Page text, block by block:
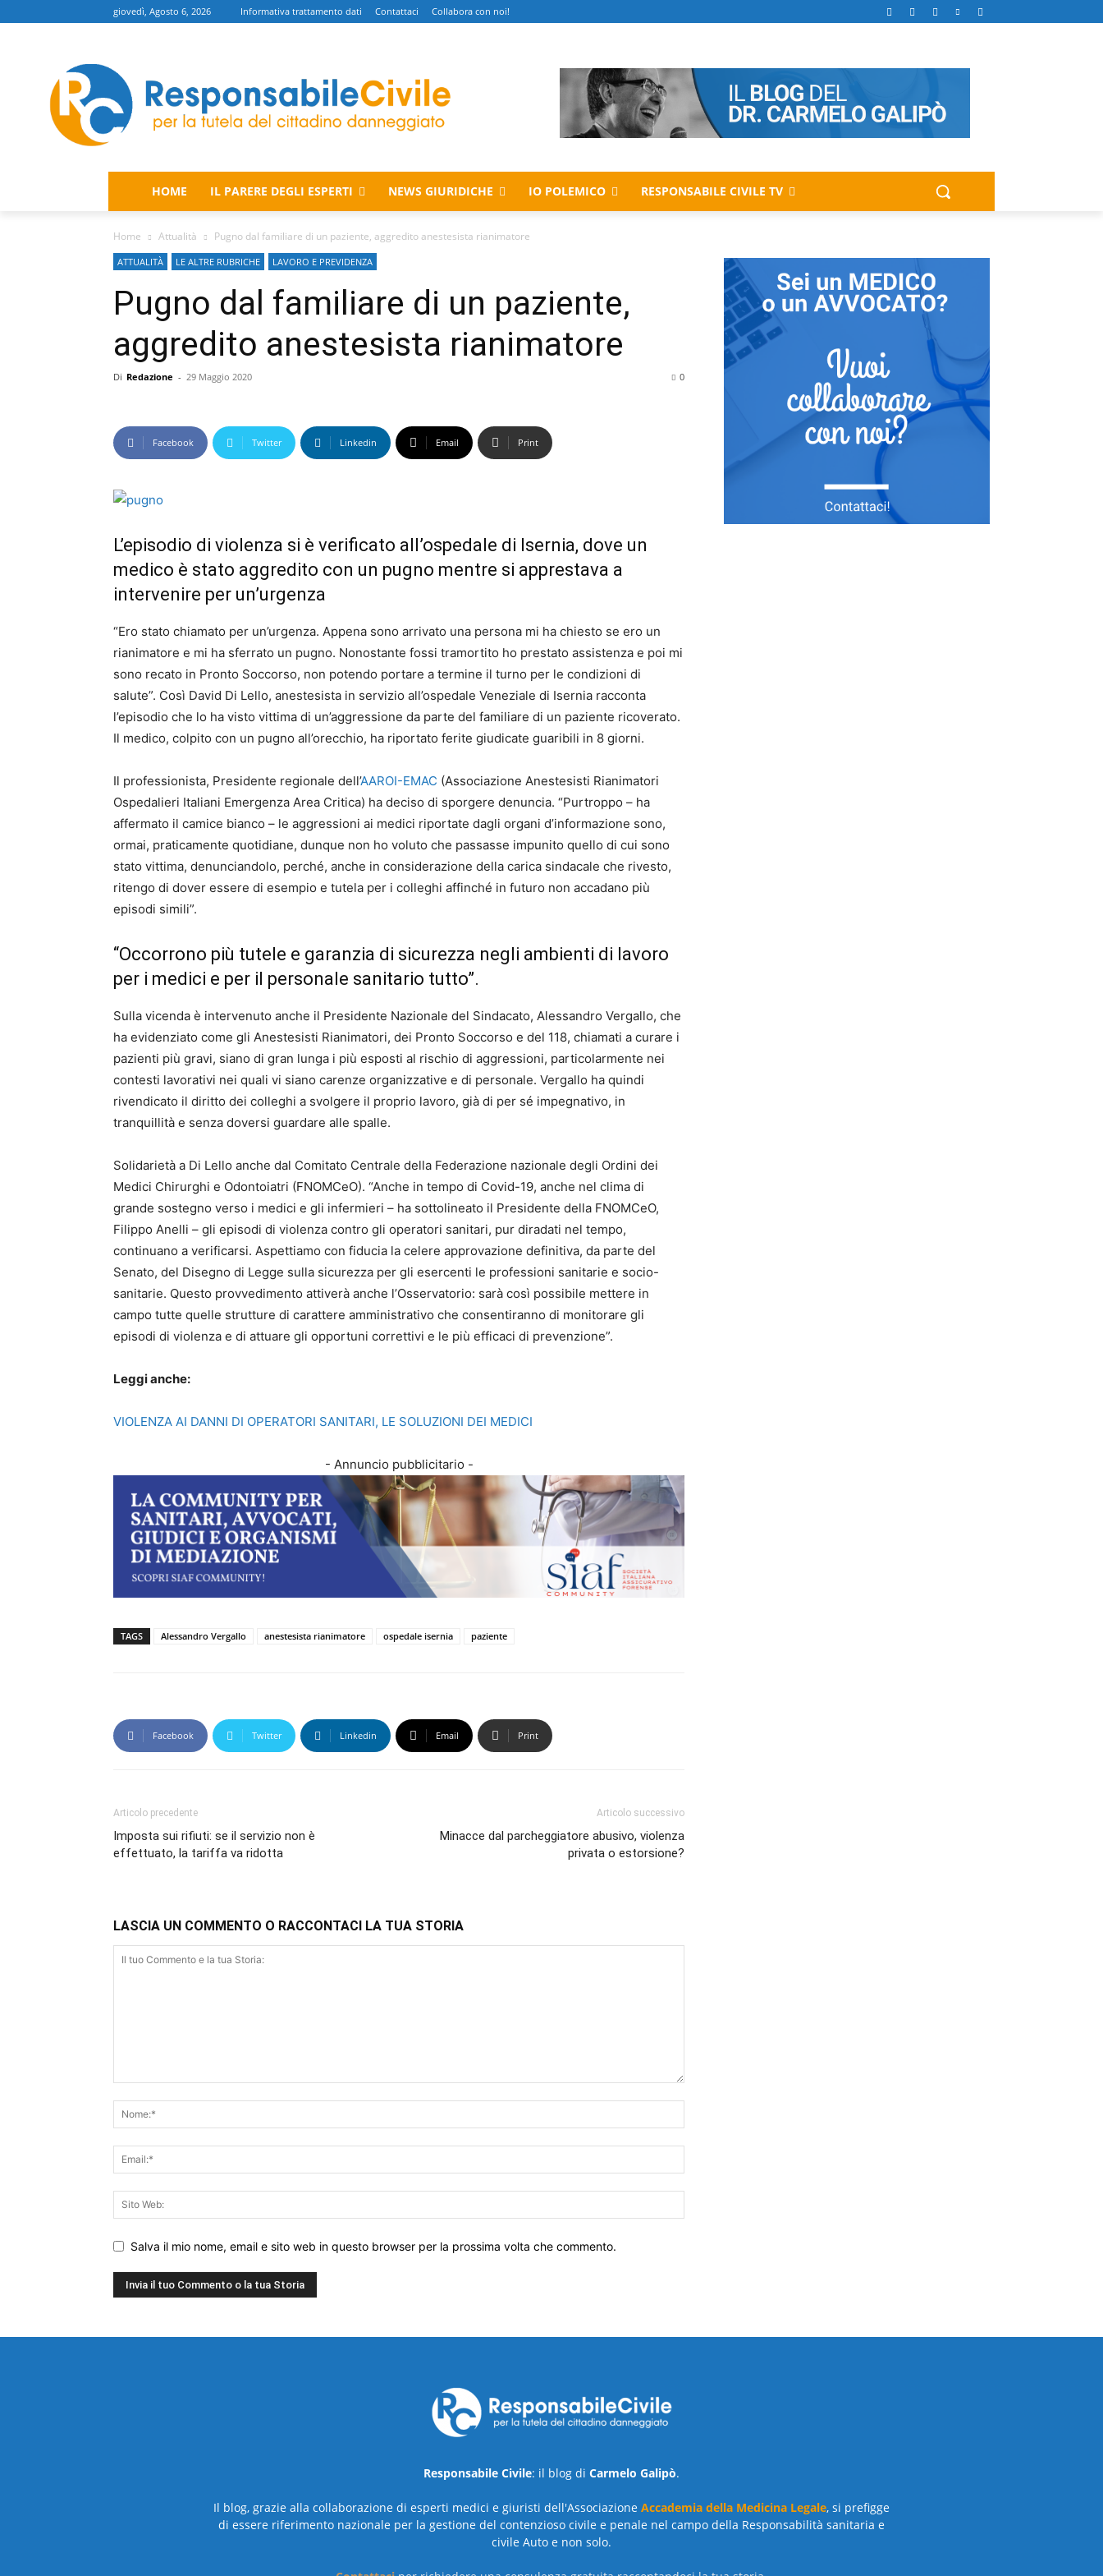
giovedì, Agosto 6, 2026 Informativa trattamento dati Contattaci Collabora con noi!
HOME IL PARERE DEGLI ESPERTI NEWS GIURIDICHE IO POLEMICO RESPONSABILE CIVILE TV
Home Attualità Pugno dal familiare di un paziente, aggredito anestesista rianimatore
ATTUALITÀ LE ALTRE RUBRICHE LAVORO E PREVIDENZA
Pugno dal familiare di un paziente,
aggredito anestesista rianimatore
Di Redazione - 29 Maggio 2020 0
Facebook Twitter Linkedin Email Print
L’episodio di violenza si è verificato all’ospedale di Isernia, dove un
medico è stato aggredito con un pugno mentre si apprestava a
intervenire per un’urgenza
“Ero stato chiamato per un’urgenza. Appena sono arrivato una persona mi ha chiesto se ero un
rianimatore e mi ha sferrato un pugno. Nonostante fossi tramortito ho prestato assistenza e poi mi
sono recato in Pronto Soccorso, non potendo portare a termine il turno per le condizioni di
salute”. Così David Di Lello, anestesista in servizio all’ospedale Veneziale di Isernia racconta
l’episodio che lo ha visto vittima di un’aggressione da parte del familiare di un paziente ricoverato.
Il medico, colpito con un pugno all’orecchio, ha riportato ferite giudicate guaribili in 8 giorni.
Il professionista, Presidente regionale dell’AAROI-EMAC (Associazione Anestesisti Rianimatori
Ospedalieri Italiani Emergenza Area Critica) ha deciso di sporgere denuncia. “Purtroppo – ha
affermato il camice bianco – le aggressioni ai medici riportate dagli organi d’informazione sono,
ormai, praticamente quotidiane, dunque non ho voluto che passasse impunito quello di cui sono
stato vittima, denunciandolo, perché, anche in considerazione della carica sindacale che rivesto,
ritengo di dover essere di esempio e tutela per i colleghi affinché in futuro non accadano più
episodi simili”.
“Occorrono più tutele e garanzia di sicurezza negli ambienti di lavoro
per i medici e per il personale sanitario tutto”.
Sulla vicenda è intervenuto anche il Presidente Nazionale del Sindacato, Alessandro Vergallo, che
ha evidenziato come gli Anestesisti Rianimatori, dei Pronto Soccorso e del 118, chiamati a curare i
pazienti più gravi, siano di gran lunga i più esposti al rischio di aggressioni, particolarmente nei
contesti lavorativi nei quali vi siano carenze organizzative e di personale. Vergallo ha quindi
rivendicato il diritto dei colleghi a svolgere il proprio lavoro, già di per sé impegnativo, in
tranquillità e senza doversi guardare alle spalle.
Solidarietà a Di Lello anche dal Comitato Centrale della Federazione nazionale degli Ordini dei
Medici Chirurghi e Odontoiatri (FNOMCeO). “Anche in tempo di Covid-19, anche nel clima di
grande sostegno verso i medici e gli infermieri – ha sottolineato il Presidente della FNOMCeO,
Filippo Anelli – gli episodi di violenza contro gli operatori sanitari, pur diradati nel tempo,
continuano a verificarsi. Aspettiamo con fiducia la celere approvazione definitiva, da parte del
Senato, del Disegno di Legge sulla sicurezza per gli esercenti le professioni sanitarie e socio-
sanitarie. Questo provvedimento attiverà anche l’Osservatorio: sarà così possibile mettere in
campo tutte quelle strutture di carattere amministrativo che consentiranno di monitorare gli
episodi di violenza e di attuare gli opportuni correttivi e le più efficaci di prevenzione”.
Leggi anche:
VIOLENZA AI DANNI DI OPERATORI SANITARI, LE SOLUZIONI DEI MEDICI
- Annuncio pubblicitario -
TAGS Alessandro Vergallo anestesista rianimatore ospedale isernia paziente
Facebook Twitter Linkedin Email Print
Articolo precedente
Imposta sui rifiuti: se il servizio non è
effettuato, la tariffa va ridotta
Articolo successivo
Minacce dal parcheggiatore abusivo, violenza
privata o estorsione?
LASCIA UN COMMENTO O RACCONTACI LA TUA STORIA
Salva il mio nome, email e sito web in questo browser per la prossima volta che commento.
Responsabile Civile: il blog di Carmelo Galipò.
Il blog, grazie alla collaborazione di esperti medici e giuristi dell'Associazione Accademia della Medicina Legale, si prefigge
di essere riferimento nazionale per la gestione del contenzioso civile e penale nel campo della Responsabilità sanitaria e
civile Auto e non solo.